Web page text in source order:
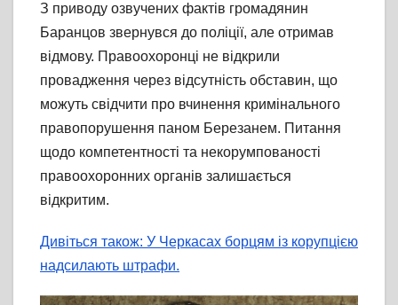
З приводу озвучених фактів громадянин
Баранцов звернувся до поліції, але отримав
відмову. Правоохоронці не відкрили
провадження через відсутність обставин, що
можуть свідчити про вчинення кримінального
правопорушення паном Березанем. Питання
щодо компетентності та некорумпованості
правоохоронних органів залишається
відкритим.
Дивіться також: У Черкасах борцям із корупцією
надсилають штрафи.